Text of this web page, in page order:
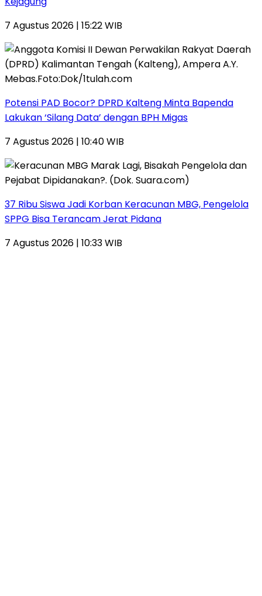
7 Agustus 2026 | 15:22 WIB
Potensi PAD Bocor? DPRD Kalteng Minta Bapenda
Lakukan ‘Silang Data’ dengan BPH Migas
7 Agustus 2026 | 10:40 WIB
37 Ribu Siswa Jadi Korban Keracunan MBG, Pengelola
SPPG Bisa Terancam Jerat Pidana
7 Agustus 2026 | 10:33 WIB